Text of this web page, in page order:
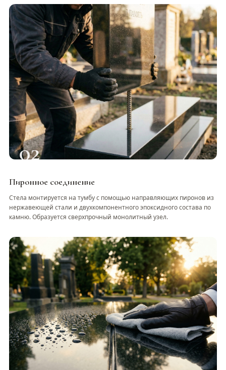
02
Пиронное соединение
Стела монтируется на тумбу с помощью направляющих пиронов из
нержавеющей стали и двухкомпонентного эпоксидного состава по
камню. Образуется сверхпрочный монолитный узел.